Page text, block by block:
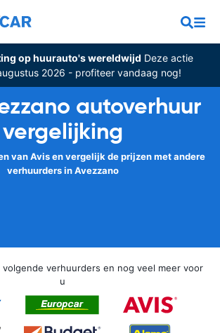
op huurauto's wereldwijd Deze actie
2026 - profiteer vandaag nog!
autoverhuur
vergelijking
van Avis en vergelijk de prijzen met andere
verhuurders in Avezzano
volgende verhuurders en nog veel meer voor
u